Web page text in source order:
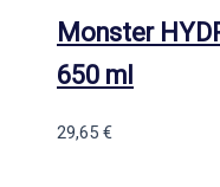
Monster
650 ml
29,65 €